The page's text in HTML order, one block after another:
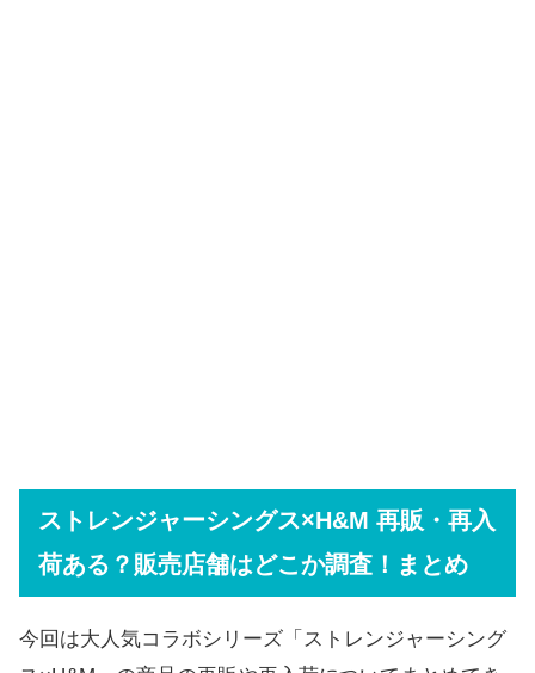
ストレンジャーシングス×H&M 再販・再入
荷ある？販売店舗はどこか調査！まとめ
今回は大人気コラボシリーズ「ストレンジャーシング